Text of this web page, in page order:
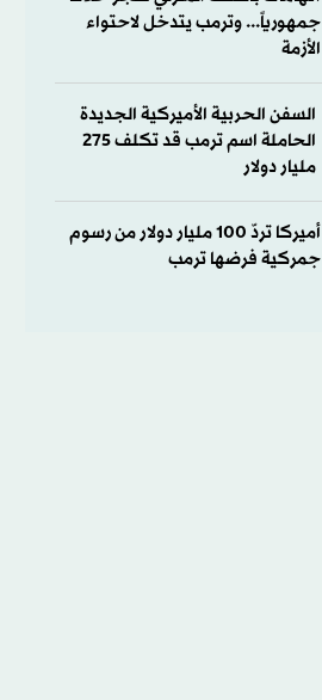
جمهورياً... وترمب يتدخل لاحتواء
الأزمة
السفن الحربية الأميركية الجديدة
الحاملة اسم ترمب قد تكلف 275
مليار دولار
أميركا تردّ 100 مليار دولار من رسوم
جمركية فرضها ترمب